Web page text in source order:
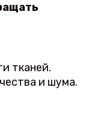
тканей.
и шума.